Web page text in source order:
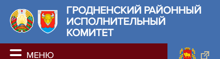
ГРОДНЕНСКИЙ РАЙОННЫЙ
ИСПОЛНИТЕЛЬНЫЙ
КОМИТЕТ